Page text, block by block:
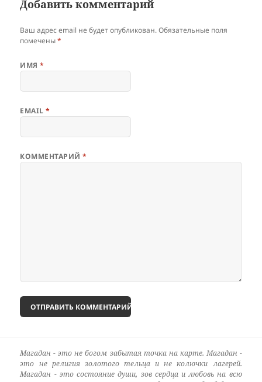
Добавить комментарий
Ваш адрес email не будет опубликован. Обязательные поля
помечены*
ИМЯ*
EMAIL*
КОММЕНТАРИЙ*
Магадан - это не богом забытая точка на карте. Магадан -
это не религия золотого тельца и не колючки лагерей.
Магадан - это состояние души, зов сердца и любовь на всю